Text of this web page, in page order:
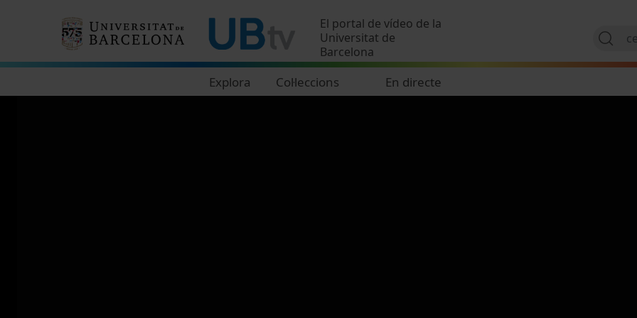
El portal de vídeo de la
Universitat de
Barcelona
Explora Col·leccions En directe